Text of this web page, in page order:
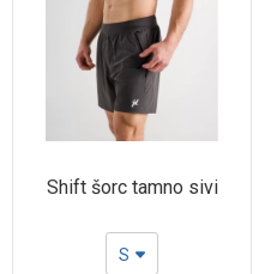
Shift šorc tamno sivi
S